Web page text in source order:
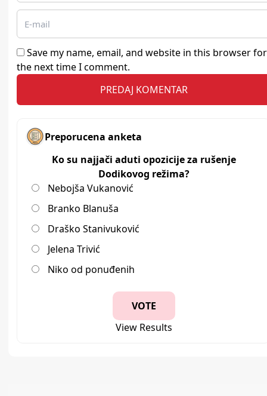
Save my name, email, and website in this browser for
the next time I comment.
Preporucena anketa
Ko su najjači aduti opozicije za rušenje
Dodikovog režima?
Nebojša Vukanović
Branko Blanuša
Draško Stanivuković
Jelena Trivić
Niko od ponuđenih
View Results